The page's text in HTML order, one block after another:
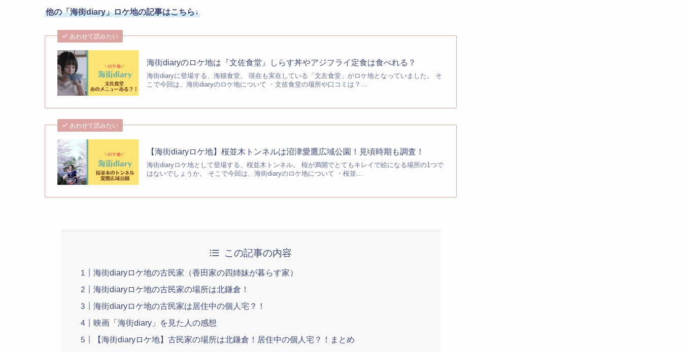
他の「海街diary」ロケ地の記事はこちら↓
あわせて読みたい
海街diaryのロケ地は『文佐食堂』しらす丼やアジフライ定食は食べれる？
海街diaryに登場する、海猫食堂。 現在も実在している「文左食堂」がロケ地となっていました。 そ
こで今回は、海街diaryのロケ地について ・文佐食堂の場所や口コミは？…
あわせて読みたい
【海街diaryロケ地】桜並木トンネルは沼津愛鷹広域公園！見頃時期も調査！
海街diaryロケ地として登場する、桜並木トンネル。 桜が満開でとてもキレイで絵になる場所の1つで
はないでしょうか。 そこで今回は、海街diaryのロケ地について ・桜並…
この記事の内容
海街diaryロケ地の古民家（香田家の四姉妹が暮らす家）
海街diaryロケ地の古民家の場所は北鎌倉！
海街diaryロケ地の古民家は居住中の個人宅？！
映画「海街diary」を見た人の感想
【海街diaryロケ地】古民家の場所は北鎌倉！居住中の個人宅？！まとめ